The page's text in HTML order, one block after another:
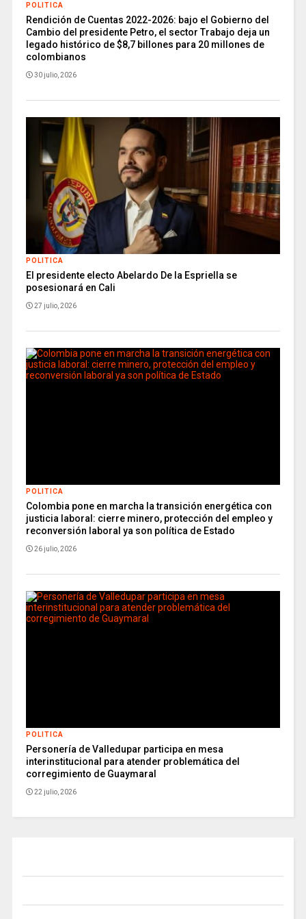
POLITICA
Rendición de Cuentas 2022-2026: bajo el Gobierno del
Cambio del presidente Petro, el sector Trabajo deja un
legado histórico de $8,7 billones para 20 millones de
colombianos
30 julio, 2026
POLITICA
El presidente electo Abelardo De la Espriella se
posesionará en Cali
27 julio, 2026
POLITICA
Colombia pone en marcha la transición energética con
justicia laboral: cierre minero, protección del empleo y
reconversión laboral ya son política de Estado
26 julio, 2026
POLITICA
Personería de Valledupar participa en mesa
interinstitucional para atender problemática del
corregimiento de Guaymaral
22 julio, 2026